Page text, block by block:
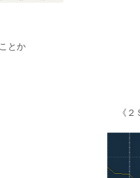
とか
《